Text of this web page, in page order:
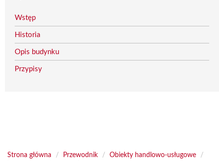
Wstęp
Historia
Opis budynku
Przypisy
Strona główna / Przewodnik / Obiekty handlowo-usługowe
/